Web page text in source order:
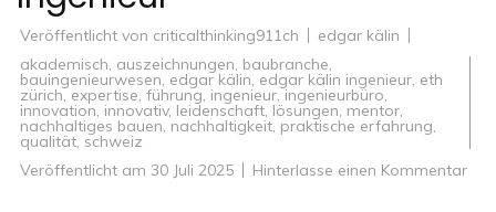
Veröffentlicht von criticalthinking911ch
edgar kälin
akademisch, auszeichnungen, baubranche,
bauingenieurwesen, edgar kälin, edgar kälin ingenieur, eth
zürich, expertise, führung, ingenieur, ingenieurbüro,
innovation, innovativ, leidenschaft, lösungen, mentor,
nachhaltiges bauen, nachhaltigkeit, praktische erfahrung,
qualität, schweiz
Veröffentlicht am 30 Juli 2025 Hinterlasse einen Kommentarzu